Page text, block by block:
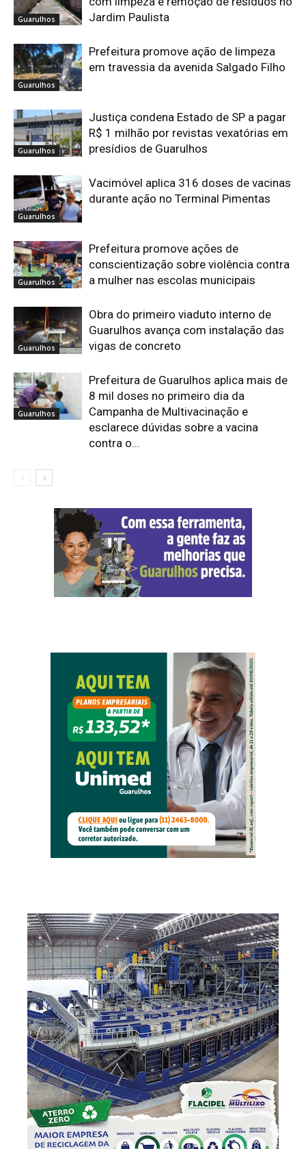
Guarulhos
Jardim Paulista
Guarulhos
Prefeitura promove ação de limpeza
em travessia da avenida Salgado Filho
Guarulhos
Justiça condena Estado de SP a pagar
R$ 1 milhão por revistas vexatórias em
presídios de Guarulhos
Guarulhos
Vacimóvel aplica 316 doses de vacinas
durante ação no Terminal Pimentas
Guarulhos
Prefeitura promove ações de
conscientização sobre violência contra
a mulher nas escolas municipais
Guarulhos
Obra do primeiro viaduto interno de
Guarulhos avança com instalação das
vigas de concreto
Guarulhos
Prefeitura de Guarulhos aplica mais de
8 mil doses no primeiro dia da
Campanha de Multivacinação e
esclarece dúvidas sobre a vacina
contra o...